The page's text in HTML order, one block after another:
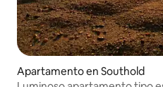
Apartamento en Southold